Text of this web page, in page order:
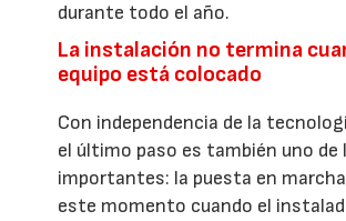
durante todo el año.
La instalación no termina
equipo está colocado
Con independencia de la
el último paso es también uno de
importantes: la puesta en
este momento cuando el